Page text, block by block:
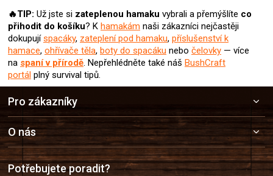
🔥TIP: Už jste si zateplenou hamaku vybrali a přemýšlíte co
přihodit do košíku? K hamakám naši zákazníci nejčastěji
dokupujíspacáky, zateplení pod hamaku, příslušenství k
hamace, ohřívače těla, boty do spacáku nebo čelovky — více
na spaní v přírodě. Nepřehlédněte také náš BushCraft
portál plný survival tipů.
a
t
í
Pro zákazníky
O nás
Potřebujete poradit?